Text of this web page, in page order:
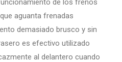
de los frenos
aguanta frenadas
demasiado brusco y sin
es efectivo utilizado
al delantero cuando